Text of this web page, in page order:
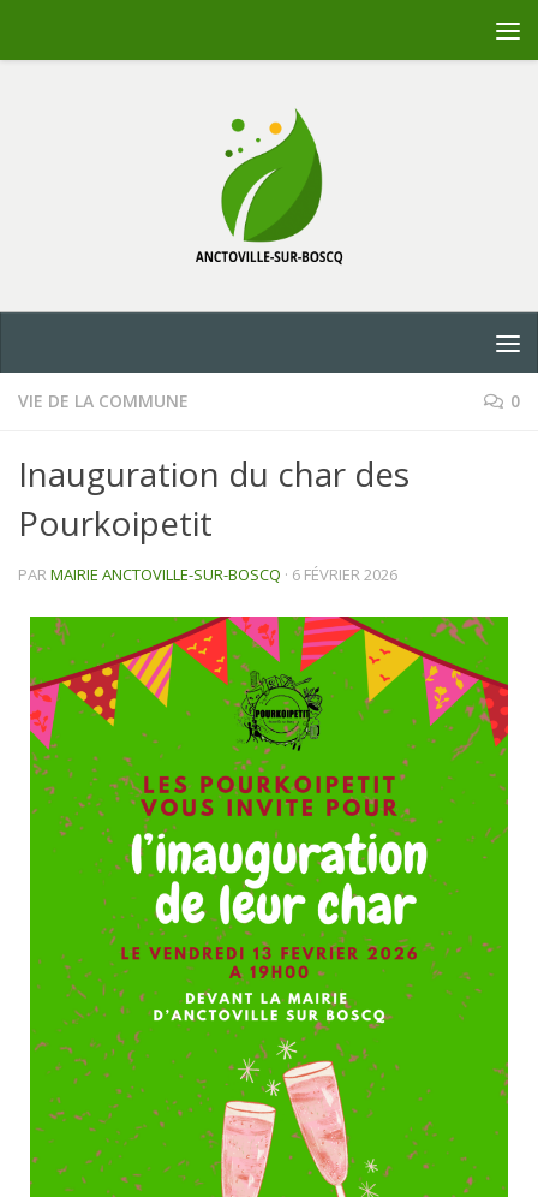
VIE DE LA COMMUNE 0
Inauguration du char des
Pourkoipetit
PARMAIRIE ANCTOVILLE-SUR-BOSCQ · 6 FÉVRIER 2026